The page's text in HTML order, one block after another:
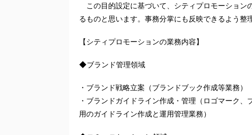
この目的設定に基づいて、シティプロモーション
るものと思います。事務分掌にも反映できるよう整
【シティプロモーションの業務内容】
◆ブランド管理領域
・ブランド戦略立案（ブランドブック作成等業務）
・ブランドガイドライン作成・管理（ロゴマーク
用のガイドライン作成と運用管理業務）